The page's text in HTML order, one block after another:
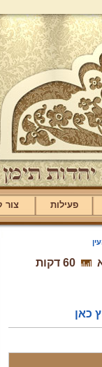
פעילות צור
60 דקות
כאן